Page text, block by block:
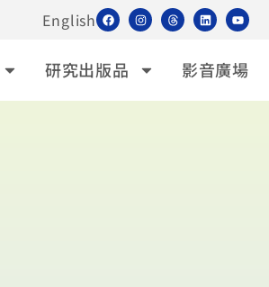
English
研究出版品 影音廣場